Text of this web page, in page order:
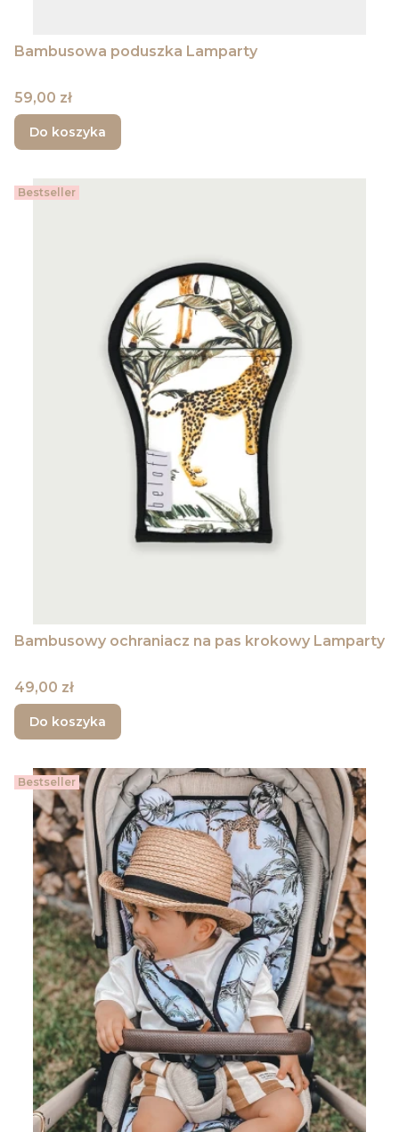
Bambusowa poduszka Lamparty
Cena
59,00 zł
Do koszyka
Bestseller
Bambusowy ochraniacz na pas krokowy Lamparty
Cena
49,00 zł
Do koszyka
Bestseller